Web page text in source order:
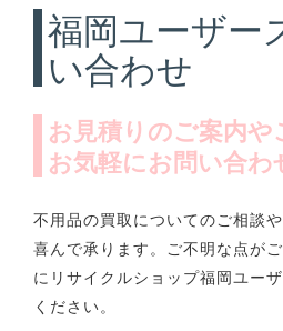
福岡ユーザー
い合わせ
お見積りのご案内や
お気軽にお問い合わ
不用品の買取についてのご相談
喜んで承ります。ご不明な点が
にリサイクルショップ福岡ユー
ください。